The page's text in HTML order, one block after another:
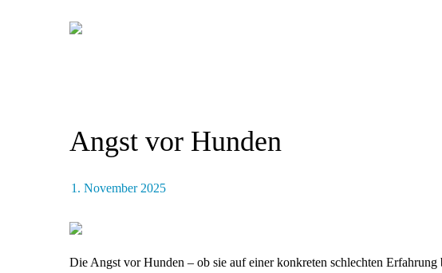
Angst vor Hunden
1. November 2025
Die Angst vor Hunden – ob sie auf einer konkreten schlechten Erfahrung